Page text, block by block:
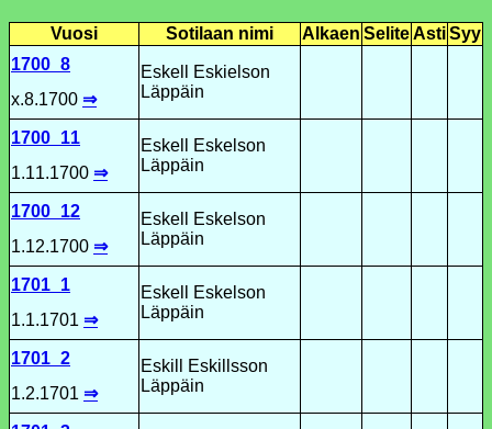
Vuosi Sotilaan nimi Alkaen SeliteAstiSyy
1700_8
x.8.1700 ⇒
Eskell Eskielson
Läppäin
1700_11
1.11.1700 ⇒
Eskell Eskelson
Läppäin
1700_12
1.12.1700 ⇒
Eskell Eskelson
Läppäin
1701_1
1.1.1701 ⇒
Eskell Eskelson
Läppäin
1701_2
1.2.1701 ⇒
Eskill Eskillsson
Läppäin